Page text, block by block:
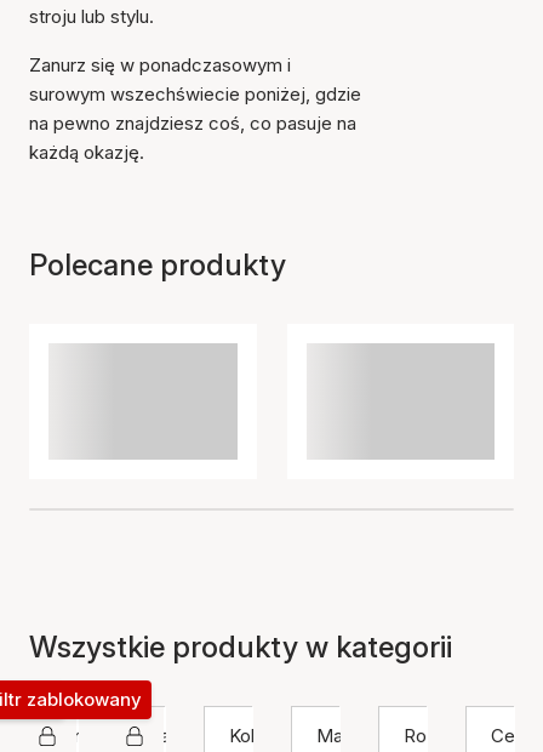
stroju lub stylu.
Zanurz się w ponadczasowym i
surowym wszechświecie poniżej, gdzie
na pewno znajdziesz coś, co pasuje na
każdą okazję.
Polecane produkty
Wszystkie produkty w kategorii
Jane KønigBransoletka
zablokowany
Kolor
Materiał Rozmiar Cena